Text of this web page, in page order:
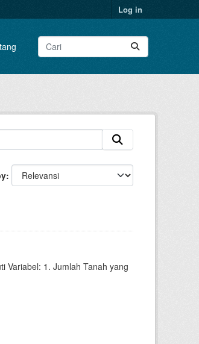
Log in
Variabel: 1. Jumlah Tanah yang